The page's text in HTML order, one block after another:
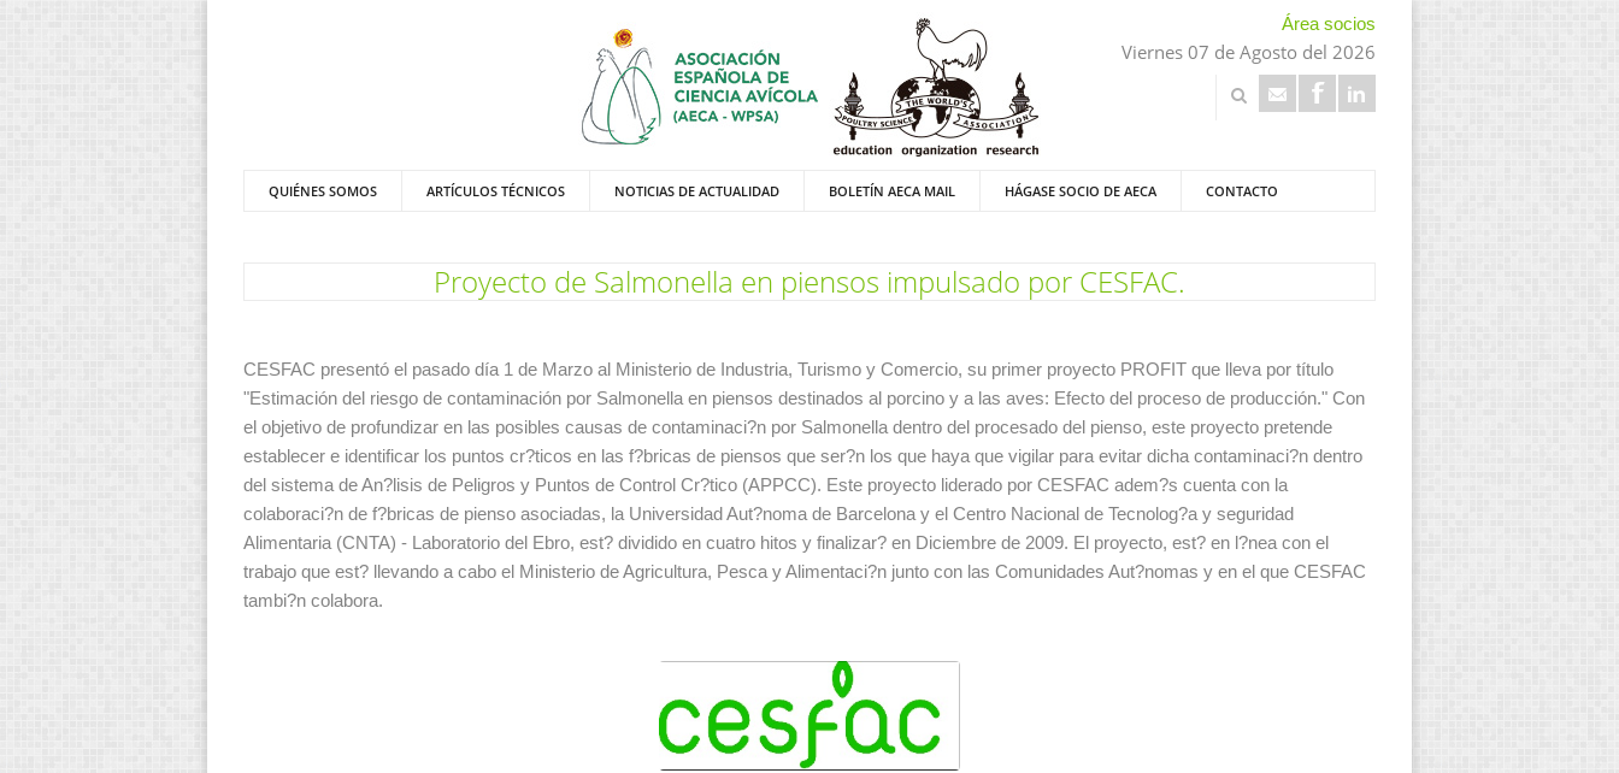
Área socios
Viernes 07 de Agosto del 2026
QUIÉNES SOMOS ARTÍCULOS TÉCNICOS NOTICIAS DE ACTUALIDAD BOLETÍN AECA MAIL HÁGASE SOCIO DE AECA CONTACTO
Proyecto de Salmonella en piensos impulsado por CESFAC.
CESFAC presentó el pasado día 1 de Marzo al Ministerio de Industria, Turismo y Comercio, su primer proyecto PROFIT que lleva por título
"Estimación del riesgo de contaminación por Salmonella en piensos destinados al porcino y a las aves: Efecto del proceso de producción." Con
el objetivo de profundizar en las posibles causas de contaminaci?n por Salmonella dentro del procesado del pienso, este proyecto pretende
establecer e identificar los puntos cr?ticos en las f?bricas de piensos que ser?n los que haya que vigilar para evitar dicha contaminaci?n dentro
del sistema de An?lisis de Peligros y Puntos de Control Cr?tico (APPCC). Este proyecto liderado por CESFAC adem?s cuenta con la
colaboraci?n de f?bricas de pienso asociadas, la Universidad Aut?noma de Barcelona y el Centro Nacional de Tecnolog?a y seguridad
Alimentaria (CNTA) - Laboratorio del Ebro, est? dividido en cuatro hitos y finalizar? en Diciembre de 2009. El proyecto, est? en l?nea con el
trabajo que est? llevando a cabo el Ministerio de Agricultura, Pesca y Alimentaci?n junto con las Comunidades Aut?nomas y en el que CESFAC
tambi?n colabora.